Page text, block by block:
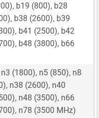
b19 (800), b28
b38 (2600), b39
b41 (2500), b42
b48 (3800), b66
(1800), n5 (850), n8
n38 (2600), n40
n48 (3500), n66
n78 (3500 MHz)